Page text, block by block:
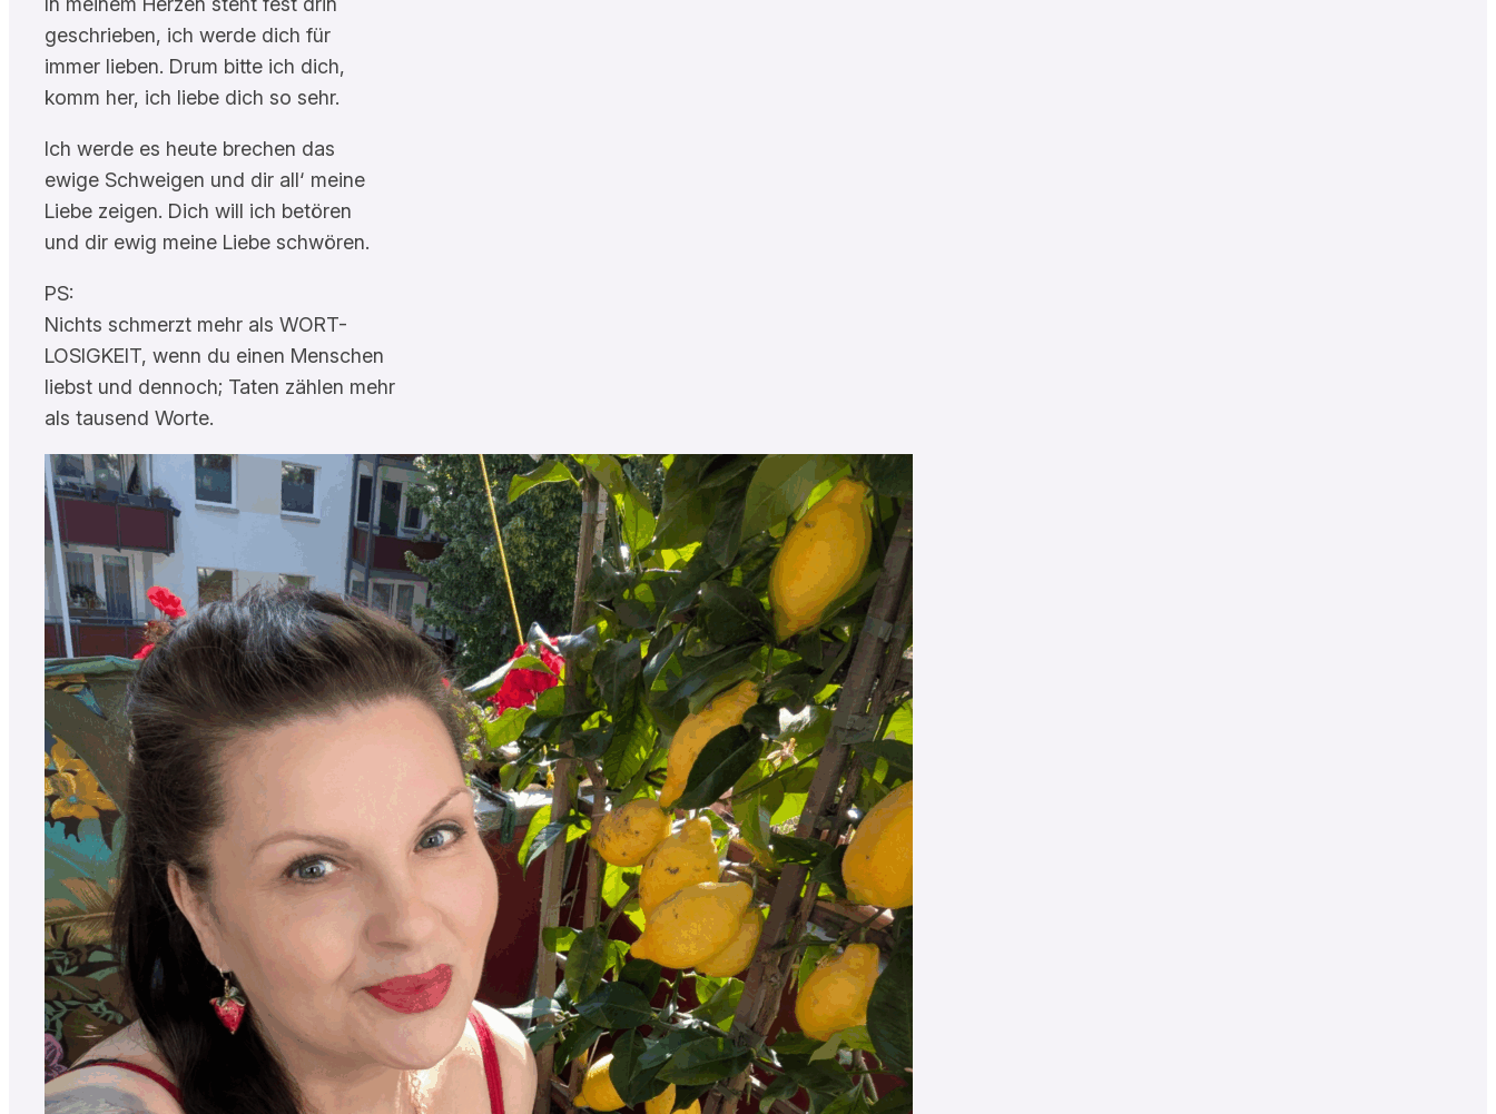
geschrieben, ich werde dich für
immer lieben. Drum bitte ich dich,
komm her, ich liebe dich so sehr.
Ich werde es heute brechen das
ewige Schweigen und dir all‘ meine
Liebe zeigen. Dich will ich betören
und dir ewig meine Liebe schwören.
PS:
Nichts schmerzt mehr als WORT-
LOSIGKEIT, wenn du einen Menschen
liebst und dennoch; Taten zählen mehr
als tausend Worte.